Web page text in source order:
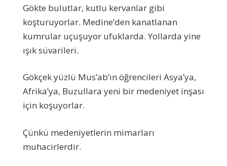
Gökte bulutlar, kutlu kervanlar gibi
koşturuyorlar. Medine’den kanatlanan
kumrular uçuşuyor ufuklarda. Yollarda yine
ışık süvarileri.
Gökçek yüzlü Mus’ab’ın öğrencileri Asya’ya,
Afrika’ya, Buzullara yeni bir medeniyet inşası
için koşuyorlar.
Çünkü medeniyetlerin mimarları
muhacirlerdir.